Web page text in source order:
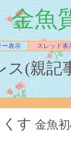
金魚
ー表示 スレッド表
(親記
す 金魚